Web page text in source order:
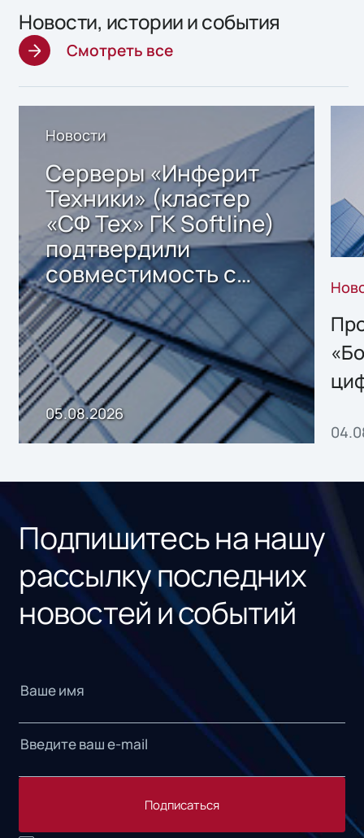
Новости, истории и события
Смотреть все
Новости
Серверы «Инферит
Техники» (кластер
«СФ Тех» ГК Softline)
подтвердили
совместимость с
решением Sharx
Storage 2.x для
хранения данных
05.08.2026
Подпишитесь на нашу
рассылку последних
новостей и событий
Подписаться